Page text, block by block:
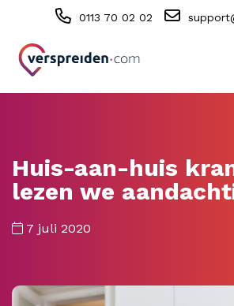
0113 70 02 02
Huis-aan-huis
lezen we
7 juli 2020